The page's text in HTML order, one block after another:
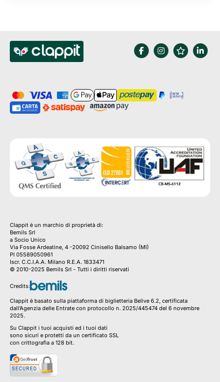
Clappit è un marchio di proprietà di:
Bemils Srl
a Socio Unico
Via Fosse Ardeatine, 4 -20092 Cinisello Balsamo (MI)
PI 05589050961
Iscr. C.C.I.A.A. Milano R.E.A. 1833471
© 2010-2025 Bemils Srl - Tutti i diritti riservati
Credits:
Clappit è basato sulla piattaforma di biglietteria Belive 6.2, certificata
dall’Agenzia delle Entrate con protocollo n. 2025/445474 del 6 novembre
2025.
Su Clappit i tuoi acquisti ed i tuoi dati
sono sicuri e protetti da un certificato SSL
con crittografia a 128 bit.